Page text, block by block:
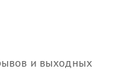
и выходных